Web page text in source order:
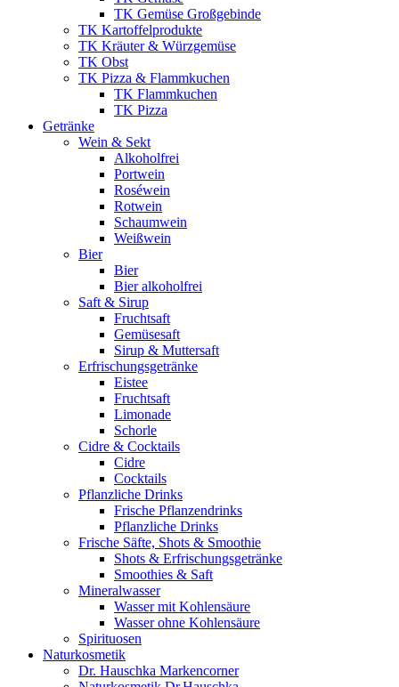
TK Gemüse Großgebinde
TK Kartoffelprodukte
TK Kräuter & Würzgemüse
TK Obst
TK Pizza & Flammkuchen
TK Flammkuchen
TK Pizza
Getränke
Wein & Sekt
Alkoholfrei
Portwein
Roséwein
Rotwein
Schaumwein
Weißwein
Bier
Bier
Bier alkoholfrei
Saft & Sirup
Fruchtsaft
Gemüsesaft
Sirup & Muttersaft
Erfrischungsgetränke
Eistee
Fruchtsaft
Limonade
Schorle
Cidre & Cocktails
Cidre
Cocktails
Pflanzliche Drinks
Frische Pflanzendrinks
Pflanzliche Drinks
Frische Säfte, Shots & Smoothie
Shots & Erfrischungsgetränke
Smoothies & Saft
Mineralwasser
Wasser mit Kohlensäure
Wasser ohne Kohlensäure
Spirituosen
Naturkosmetik
Dr. Hauschka Markencorner